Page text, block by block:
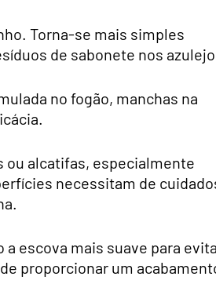
Torna-se mais simples
de sabonete nos
no fogão, manchas na
ou alcatifas, especialmente
necessitam de
escova mais suave para
proporcionar um